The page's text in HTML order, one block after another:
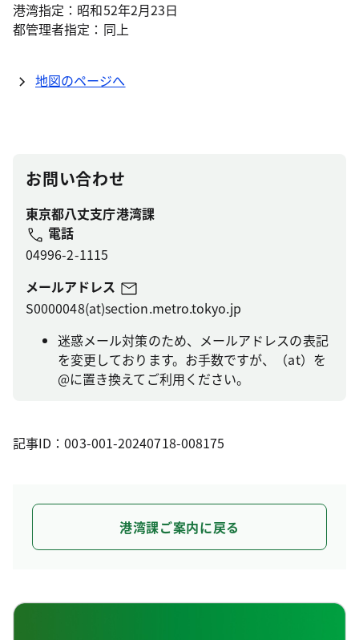
港湾指定：昭和52年2月23日
都管理者指定：同上
地図のページへ
お問い合わせ
東京都八丈支庁港湾課
電話
04996-2-1115
メールアドレス
S0000048(at)section.metro.tokyo.jp
迷惑メール対策のため、メールアドレスの表記
を変更しております。お手数ですが、（at）を
@に置き換えてご利用ください。
記事ID：003-001-20240718-008175
港湾課ご案内に戻る